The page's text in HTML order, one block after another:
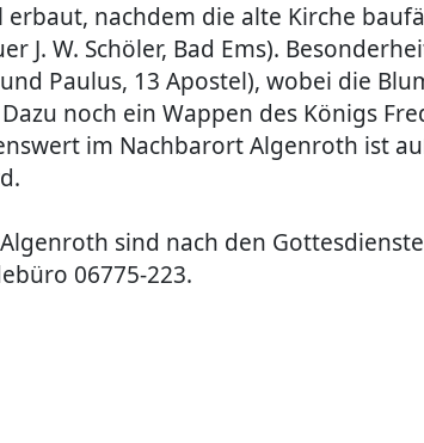
nachdem die alte Kirche
J. W. Schöler, Bad Ems).
Paulus, 13 Apostel), wobei die
noch ein Wappen des Königs
im Nachbarort Algenroth ist
sind nach den
06775-223.